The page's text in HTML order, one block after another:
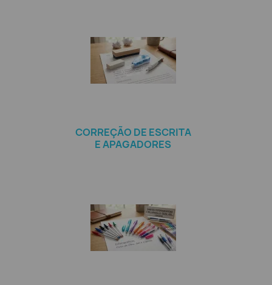
CORREÇÃO DE ESCRITA
E APAGADORES